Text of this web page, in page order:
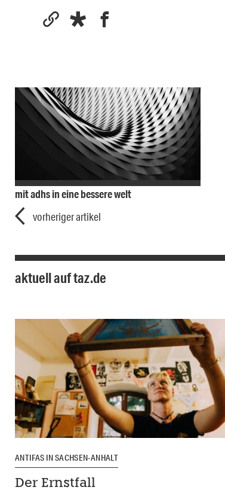
mit adhs in eine bessere welt
vorheriger artikel
aktuell auf taz.de
ANTIFAS IN SACHSEN-ANHALT
Der Ernstfall